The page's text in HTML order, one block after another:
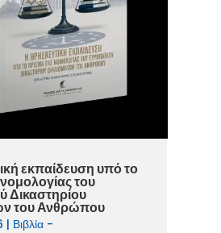
εκπαίδευση υπό το
του
Δικαστηρίου
του Ανθρώπου
| Βιβλία -